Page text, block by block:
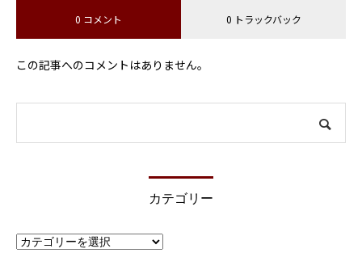
0 コメント 0 トラックバック
この記事へのコメントはありません。
カテゴリー
カ
テ